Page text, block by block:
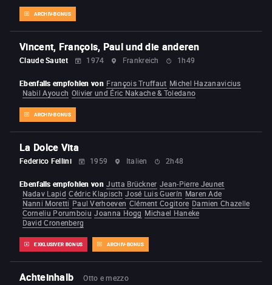
ARCHIV-BONUS
Vincent, François, Paul und die anderen
Claude Sautet 1974 Frankreich 1h49
ARCHIV-BONUS
Ebenfalls empfohlen von François Truffaut Michel Hazanavicius
Nabil Ayouch Olivier und Éric Nakache & Toledano
La Dolce Vita
Federico Fellini 1959 Italien 2h48
EXKLUSIVER BONUS ARCHIV-BONUS
Ebenfalls empfohlen von Jutta Brückner Jean-Pierre Jeunet
Nadav Lapid Cédric Klapisch José Luis Guerín Maren Ade
Nanni Moretti Paul Verhoeven Clément Cogitore Damien Chazelle
Corneliu Porumboiu Joanna Hogg Michael Haneke
David Cronenberg
Achteinhalb
Otto e mezzo